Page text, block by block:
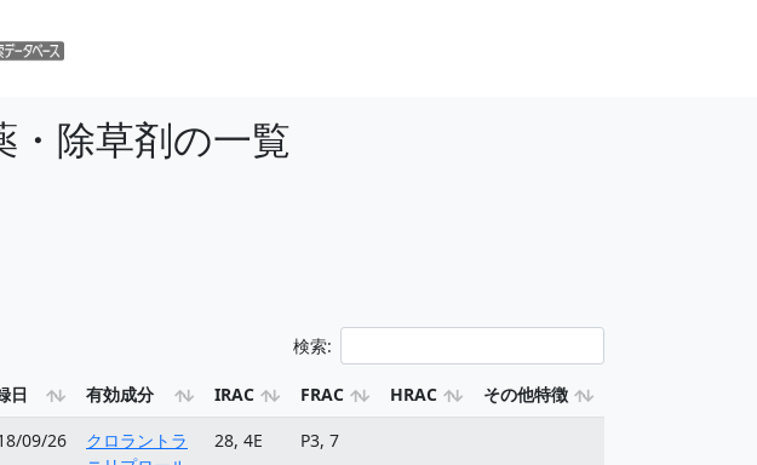
・除草剤の一覧
検索:
日 有効成分 IRAC FRAC HRAC
その他特徴
09/26
クロラントラ
28, 4E P3, 7